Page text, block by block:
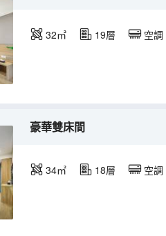
32㎡ 19層 空調
豪華雙床間
34㎡ 18層 空調